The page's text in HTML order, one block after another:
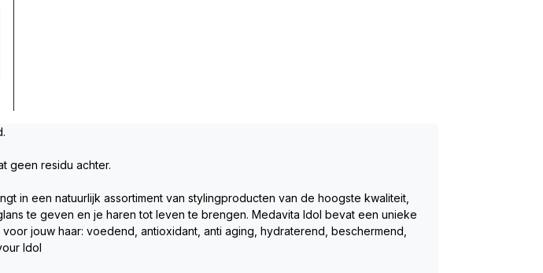
geen residu achter.
in een natuurlijk assortiment van stylingproducten van de hoogste kwaliteit,
te geven en je haren tot leven te brengen. Medavita Idol bevat een unieke
jouw haar: voedend, antioxidant, anti aging, hydraterend, beschermend,
Idol